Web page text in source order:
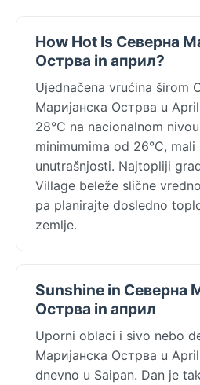
How Hot Is Северна
Острва in април?
Ujednačena vrućina širom
Маријанска Острва u
28°C na nacionalnom
minimumima od 26°C,
unutrašnjosti. Najtopliji
Village beleže slične
pa planirajte dosledno
zemlje.
Sunshine in Северна
Острва in април
Uporni oblaci i sivo nebo
Маријанска Острва u
dnevno u Saipan. Dan je